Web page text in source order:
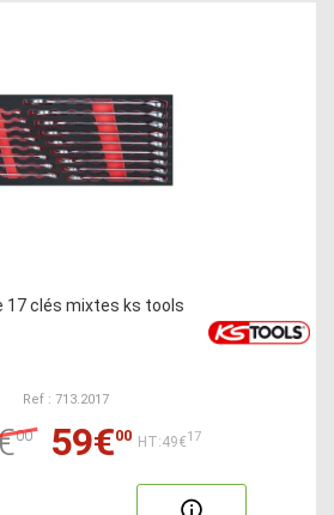
17 clés mixtes ks tools
Ref : 713.2017
00 59€00 HT:49€17